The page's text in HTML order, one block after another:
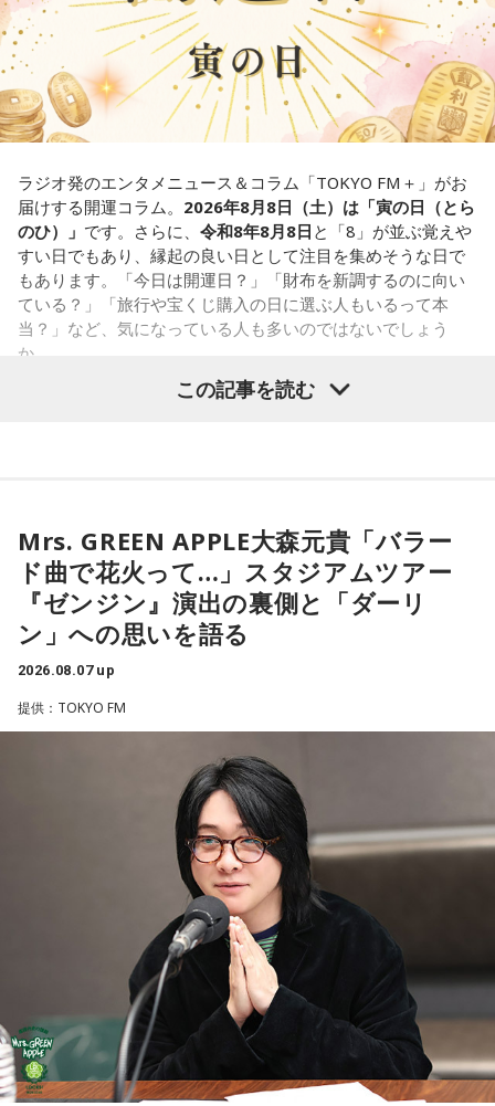
■監修者プロフィール：草彅健太（くさなぎ・けんた）
東京池袋占い館セレーネ所属。メンタルケアカウンセラー。
鑑定件数は若い女性を中心に7,000件を超え、占いイベントや
アプリの監修も手がける。また、イベントMCや声優としての
活動もしており、芸能関係者からの依頼も多い。
Webサイト：
https://selene-uranai.com/
■寅の日とは？
寅の日とは、12日に一度巡ってくる吉日です。
虎は古くから「千里行って千里帰る」という言い伝えがあ
り、「出ていったものが無事に戻ってくる」と考えられてき
ました。そのため、お金や旅に関する縁起の良い日として親
しまれています。
このことから、寅の日は次のようなタイミングに選ぶ人もい
ます。
・財布を新調する
・財布を使い始める
・旅行や出張へ出発する
するとよいでしょう。
■2026年8月8日に財布を新調するのはあり？
寅の日は、お金に関する縁起の良い日として知られているこ
して選ぶ人もいます。
「お金が無事に戻ってくる」という言い伝えに由来するもの
で、開運アクションとして親しまれている考え方です。
ただし、財布を新調したからといって金運の上昇が保証され
るわけではありません。あくまでも縁起担ぎとして取り入れ
られている習慣です。
■2026年8月8日に宝くじを買うのは？
寅の日は、金運にまつわる吉日として紹介されることが多い
ため、宝くじを購入するタイミングとして意識する人もいま
一方で、宝くじの当選を保証するものではありません。「縁
起の良い日に買いたい」という気持ちから、暦を参考にする
人もいるという考え方です。
ラジオ発のエンタメニュース＆コラム「TOKYO FM＋」がお
届けする開運コラム。 2026年8月8日（土）は「寅の日（とら
のひ）」 です。さらに、 令和8年8月8日 と「8」が並ぶ覚えや
すい日でもあり、縁起の良い日として注目を集めそうな日で
もあります。「今日は開運日？」「財布を新調するのに向い
ている？」「旅行や宝くじ購入の日に選ぶ人もいるって本
当？」など、気になっている人も多いのではないでしょう
か。
寅の日は、古くから金運や旅立ちに縁起が良いとされる吉日
■2026年8月8日はどんな日？
2026年8月8日（土）・先勝
・寅の日
・六曜「先勝」（午前中が吉とされる）
「8」が並ぶことから縁起の良い日というイメージを持つ人も
いますが、暦の上では寅の日にあたるのが最大の特徴です。
で、一般的には午前中が吉、午後は控えめ
に過ごすのが良いという考え方があります。
寅の日とは、12日に一度巡ってくる吉日
虎は古くから「千里行って千里帰る」という言い伝えがあ
り、「出ていったものが無事に戻ってくる」と考えられてき
ました。そのため、お金や旅に関する縁起の良い日として親
しまれています。
この記事を読む
Mrs. GREEN APPLE大森元貴「バラー
ド曲で花火って…」スタジアムツアー
『ゼンジン』演出の裏側と「ダーリ
ン」への思いを語る
2026.08.07 up
提供：TOKYO FM